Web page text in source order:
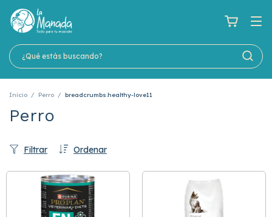
Inicio / Perro / breadcrumbs.healthy-love11
Perro
Ordenar
Filtrar